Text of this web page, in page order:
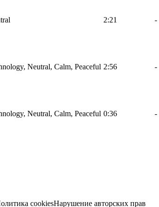
2:21 -
Neutral, Calm, Peaceful 2:56 -
Neutral, Calm, Peaceful 0:36 -
cookiesНарушение авторских прав